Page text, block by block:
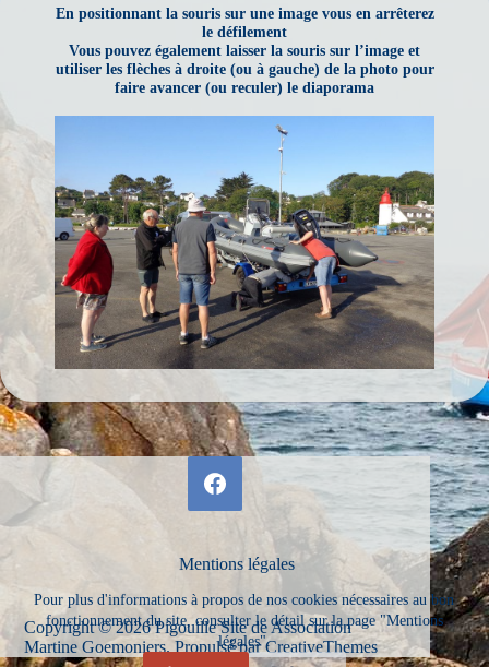
Pour plus d'informations à propos de nos cookies nécessaires au bon
fonctionnement du site, consulter le détail sur la page "Mentions
légales".
En positionnant la souris sur une image vous en arrêterez
le défilement
Vous pouvez également laisser la souris sur l’image et
utiliser les flèches à droite (ou à gauche) de la photo pour
faire avancer (ou reculer) le diaporama
Mentions légales
Copyright © 2026 Pigouille Site de Association
Martine Goemoniers. Propulsé parCreativeThemes